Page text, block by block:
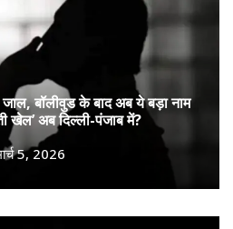
जाल, बॉलीवुड के बाद अब ये बड़ा नाम
खेल’ अब दिल्ली-पंजाब में?
5, 2026